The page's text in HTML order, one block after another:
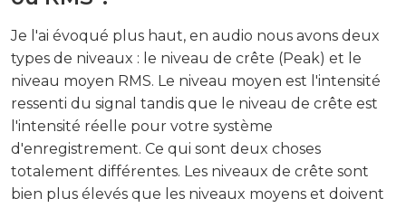
Je l'ai évoqué plus haut, en audio nous avons deux
types de niveaux : le niveau de crête (Peak) et le
niveau moyen RMS. Le niveau moyen est l'intensité
ressenti du signal tandis que le niveau de crête est
l'intensité réelle pour votre système
d'enregistrement. Ce qui sont deux choses
totalement différentes. Les niveaux de crête sont
bien plus élevés que les niveaux moyens et doivent